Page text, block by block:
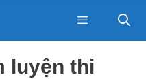
Menu
luyện thi